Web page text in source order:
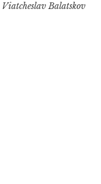
Viatcheslav Balatskov